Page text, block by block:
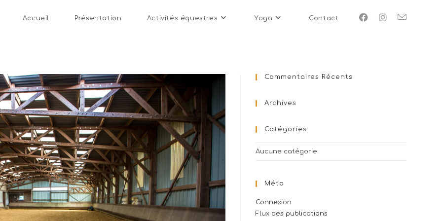
Accueil Présentation Activités équestres Yoga Contact
Commentaires Récents
Archives
Catégories
Aucune catégorie
Méta
Connexion
Flux des publications